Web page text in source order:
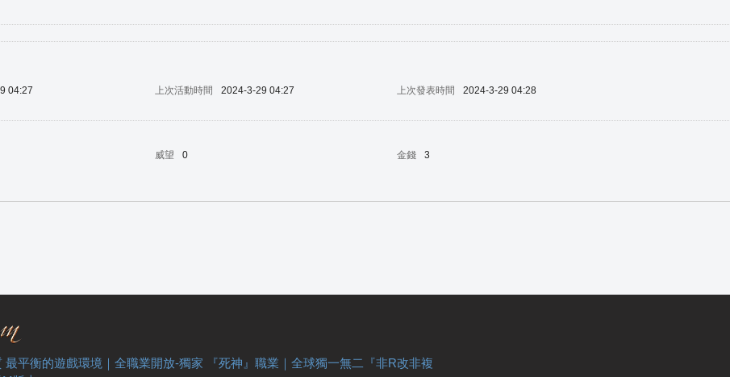
04:27 上次活動時間 2024-3-29 04:27 上次發表時間
2024-3-29 04:28
威望 0 金錢
3
最平衡的遊戲環境｜全職業開放-獨家 『死神』職業｜全球獨一無二『非R改非複